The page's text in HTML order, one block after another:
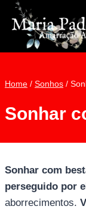
Pular
para
Conteúdo
Home / Sonhos /
Sonhar
Sonhar com
perseguido por
aborrecimentos.